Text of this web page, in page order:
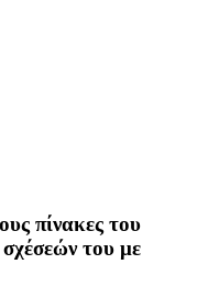
πίνακες του
του με